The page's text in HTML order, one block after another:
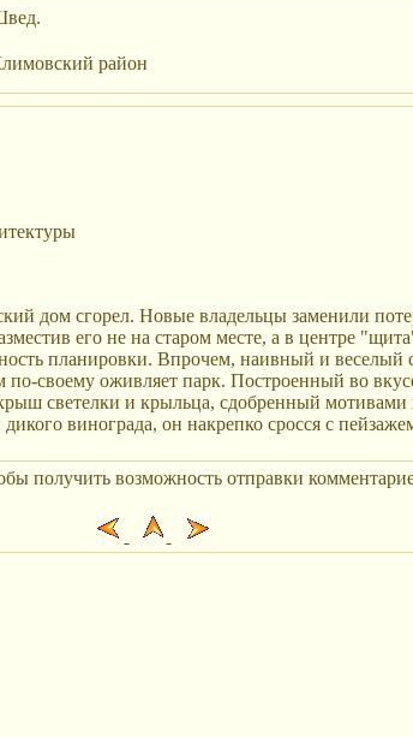
район
дом сгорел. Новые владельцы заменили
его не на старом месте, а в центре
планировки. Впрочем, наивный и веселый
по-своему оживляет парк. Построенный во
светелки и крыльца, сдобренный мотивами
винограда, он накрепко сросся с
получить возможность отправки